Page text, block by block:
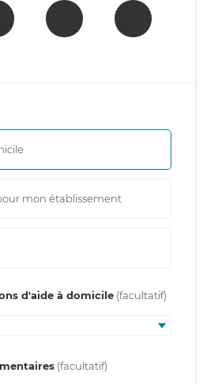
mon établissement
d'aide à domicile